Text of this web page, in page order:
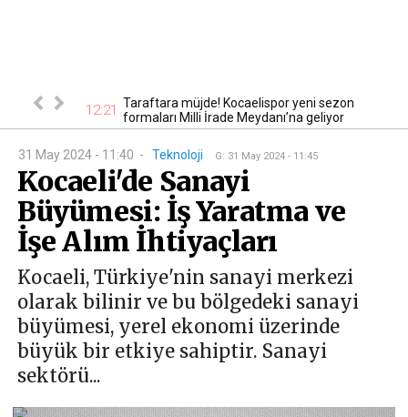
için kritik 12:21 Taraftara müjde! Kocaelispor yeni sezon
formaları Milli İrade Meydanı’na geliyor
31 May 2024 - 11:40 - Teknoloji G: 31 May 2024 - 11:45
Kocaeli'de Sanayi
Büyümesi: İş Yaratma ve
İşe Alım İhtiyaçları
Kocaeli, Türkiye'nin sanayi merkezi
olarak bilinir ve bu bölgedeki sanayi
büyümesi, yerel ekonomi üzerinde
büyük bir etkiye sahiptir. Sanayi
sektörü...